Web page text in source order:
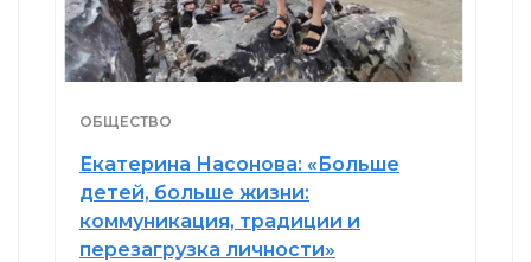
ОБЩЕСТВО
Екатерина Насонова: «Больше
детей, больше жизни:
коммуникация, традиции и
перезагрузка личности»